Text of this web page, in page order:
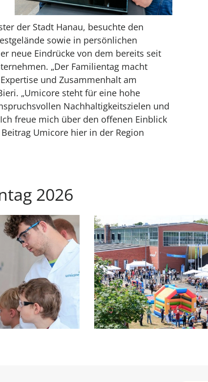
der Stadt Hanau, besuchte den
sowie in persönlichen
neue Eindrücke von dem bereits seit
„Der Familientag macht
und Zusammenhalt am
„Umicore steht für eine hohe
Nachhaltigkeitszielen und
freue mich über den offenen Einblick
Umicore hier in der Region
2026